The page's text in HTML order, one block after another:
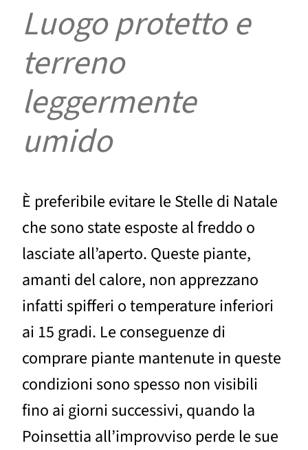
Luogo protetto e
terreno
leggermente
umido
È preferibile evitare le Stelle di Natale
che sono state esposte al freddo o
lasciate all’aperto. Queste piante,
amanti del calore, non apprezzano
infatti spifferi o temperature inferiori
ai 15 gradi. Le conseguenze di
comprare piante mantenute in queste
condizioni sono spesso non visibili
fino ai giorni successivi, quando la
Poinsettia all’improvviso perde le sue